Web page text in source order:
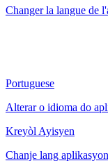
Changer la langue de
Portuguese
Alterar o idioma do
Kreyòl Ayisyen
Chanje lang